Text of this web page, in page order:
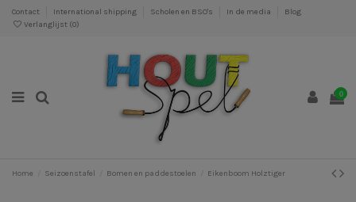
Contact International shipping Scholen en BSO's In de media
Blog
Verlanglijst (0)
0
Home Seizoenstafel Bomen en paddestoelen Eikenboom Holztiger